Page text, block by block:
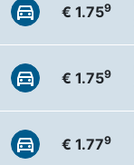
€ 1.759
€ 1.759
€ 1.779